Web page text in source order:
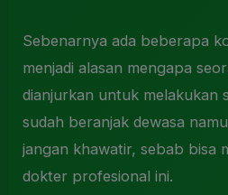
Sebenarnya ada beberapa
menjadi alasan mengapa
dianjurkan untuk melakukan
sudah beranjak dewasa
jangan khawatir, sebab bisa
dokter profesional ini.